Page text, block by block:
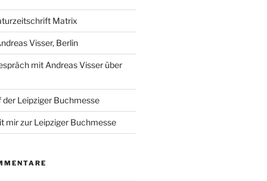
Matrix
Visser, Berlin
mit Andreas Visser über
Leipziger Buchmesse
mir zur Leipziger Buchmesse